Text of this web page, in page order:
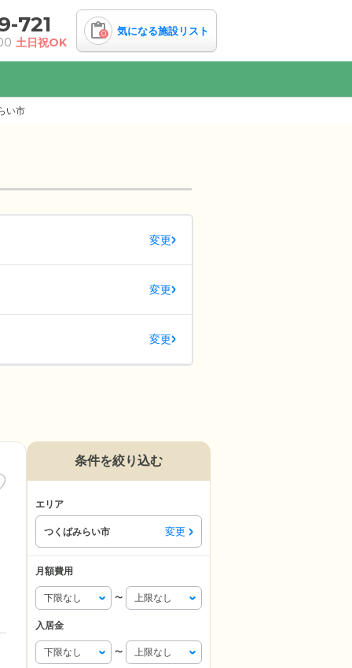
721
土日祝OK
0 気になる施設リスト
い市
変更
変更
変更
条件を絞り込む
エリア
つくばみらい市 変更
月額費用
〜
入居金
〜